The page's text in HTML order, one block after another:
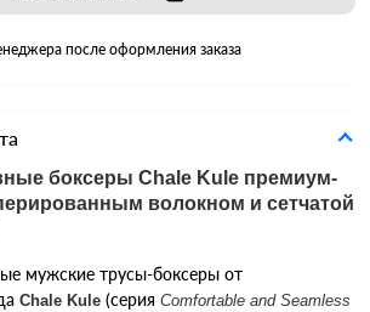
после оформления заказа
боксеры Chale Kule премиум-
волокном и сетчатой
мужские трусы-боксеры от
Chale Kule (серия Comfortable and Seamless